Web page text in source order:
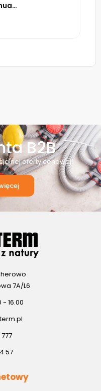
THERMOVAL Regulator manualny UTR 20
B2B
oferty cenowej!
7A/L6
- 16.00
57